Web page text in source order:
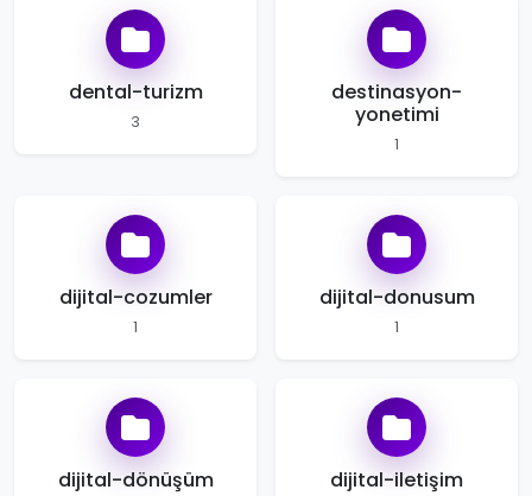
dental-turizm
3
destinasyon-
yonetimi
1
dijital-cozumler
1
dijital-donusum
1
dijital-dönüşüm dijital-iletişim